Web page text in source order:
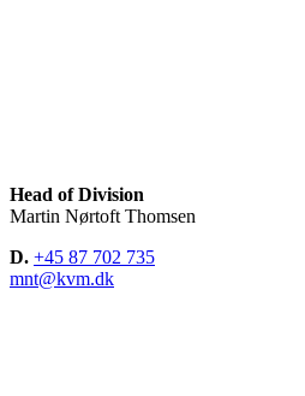
Head of Division
Martin Nørtoft Thomsen
D. +45 87 702 735
mnt@kvm.dk